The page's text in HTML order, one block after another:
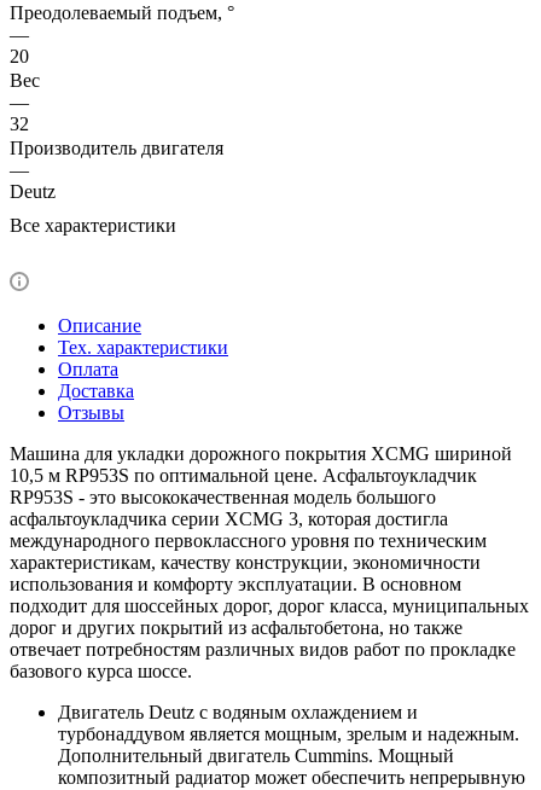
Преодолеваемый подъем, °
—
20
Вес
—
32
Производитель двигателя
—
Deutz
Все характеристики
Описание
Тех. характеристики
Оплата
Доставка
Отзывы
Машина для укладки дорожного покрытия XCMG шириной
10,5 м RP953S по оптимальной цене. Асфальтоукладчик
RP953S - это высококачественная модель большого
асфальтоукладчика серии XCMG 3, которая достигла
международного первоклассного уровня по техническим
характеристикам, качеству конструкции, экономичности
использования и комфорту эксплуатации. В основном
подходит для шоссейных дорог, дорог класса, муниципальных
дорог и других покрытий из асфальтобетона, но также
отвечает потребностям различных видов работ по прокладке
базового курса шоссе.
Двигатель Deutz с водяным охлаждением и
турбонаддувом является мощным, зрелым и надежным.
Дополнительный двигатель Cummins. Мощный
композитный радиатор может обеспечить непрерывную